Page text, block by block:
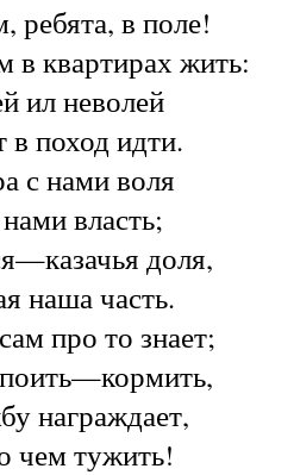
ребята, в поле!
в квартирах жить:
ил неволей
в поход идти.
с нами воля
власть;
доля,
наша часть.
про то знает;
награждает,
чем тужить!